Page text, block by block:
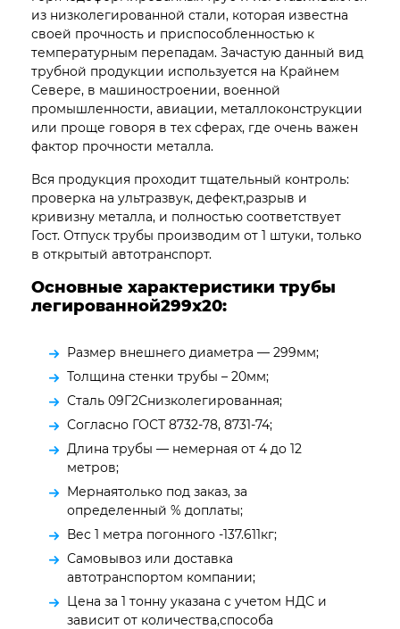
из низколегированной стали, которая известна
своей прочность и приспособленностью к
температурным перепадам. Зачастую данный вид
трубной продукции используется на Крайнем
Севере, в машиностроении, военной
промышленности, авиации, металлоконструкции
или проще говоря в тех сферах, где очень важен
фактор прочности металла.
Вся продукция проходит тщательный контроль:
проверка на ультразвук, дефект,разрыв и
кривизну металла, и полностью соответствует
Гост. Отпуск трубы производим от 1 штуки, только
в открытый автотранспорт.
Основные характеристики трубы
легированной299х20:
Размер внешнего диаметра — 299мм;
Толщина стенки трубы – 20мм;
Сталь 09Г2Снизколегированная;
Согласно ГОСТ 8732-78, 8731-74;
Длина трубы — немерная от 4 до 12
метров;
Мернаятолько под заказ, за
определенный % доплаты;
Вес 1 метра погонного -137.611кг;
Самовывоз или доставка
автотранспортом компании;
Цена за 1 тонну указана с учетом НДС и
зависит от количества,способа